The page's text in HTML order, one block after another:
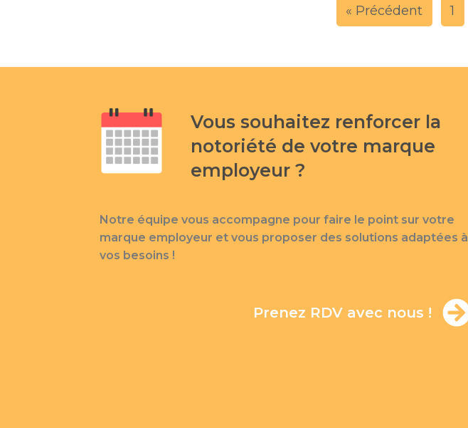
« Précédent 1
Vous souhaitez renforcer la
notoriété de votre marque
employeur ?
Notre équipe vous accompagne pour faire le point sur votre
marque employeur et vous proposer des solutions adaptées à
vos besoins !
Prenez RDV avec nous !